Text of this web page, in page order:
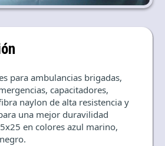
para ambulancias brigadas,
capacitadores,
naylon de alta resistencia y
una mejor duravilidad
en colores azul marino,